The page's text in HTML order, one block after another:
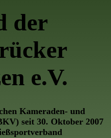
der
e.V.
Kameraden- und
seit 30. Oktober 2007